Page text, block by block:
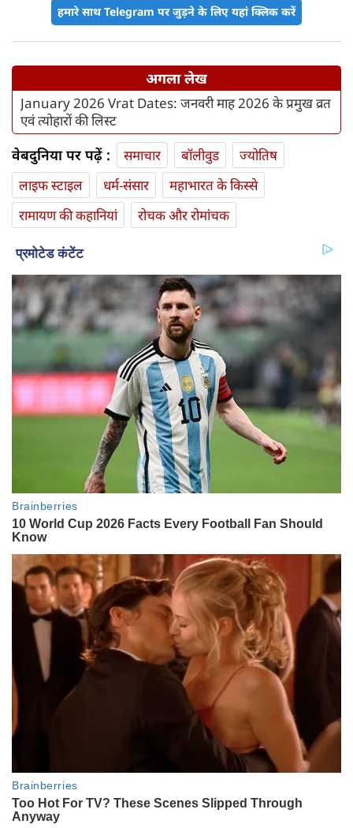
हमारे साथ Telegram पर जुड़ने के लिए यहां क्लिक करें
अगला लेख
January 2026 Vrat Dates: जनवरी माह 2026 के प्रमुख व्रत
एवं त्योहारों की लिस्ट
वेबदुनिया पर पढ़ें : समाचार बॉलीवुड
ज्योतिष
लाइफ स्‍टाइल
धर्म-संसार
महाभारत के किस्से
रामायण की कहानियां
रोचक और रोमांचक